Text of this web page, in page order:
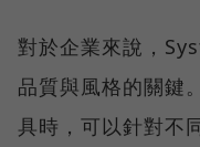
對於企業來說，
品質與風格的關鍵
具時，可以針對不